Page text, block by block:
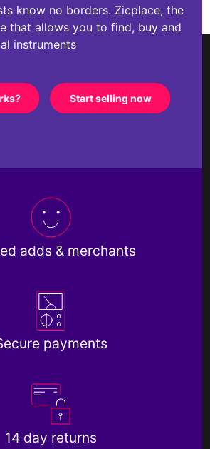
know no borders. Zicplace, the
that allows you to find, buy and
instruments
Start selling now
adds & merchants
payments
14 day returns